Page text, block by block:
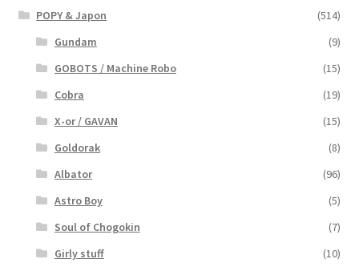
POPY & Japon
(514)
Gundam
(9)
GOBOTS / Machine Robo
(15)
Cobra
(19)
X-or / GAVAN
(15)
Goldorak
(8)
Albator
(96)
Astro Boy
(5)
Soul of Chogokin
(7)
Girly stuff
(10)